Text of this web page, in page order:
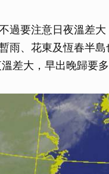
過要注意日夜溫差
雨、花東及恆春半
差大，早出晚歸要多